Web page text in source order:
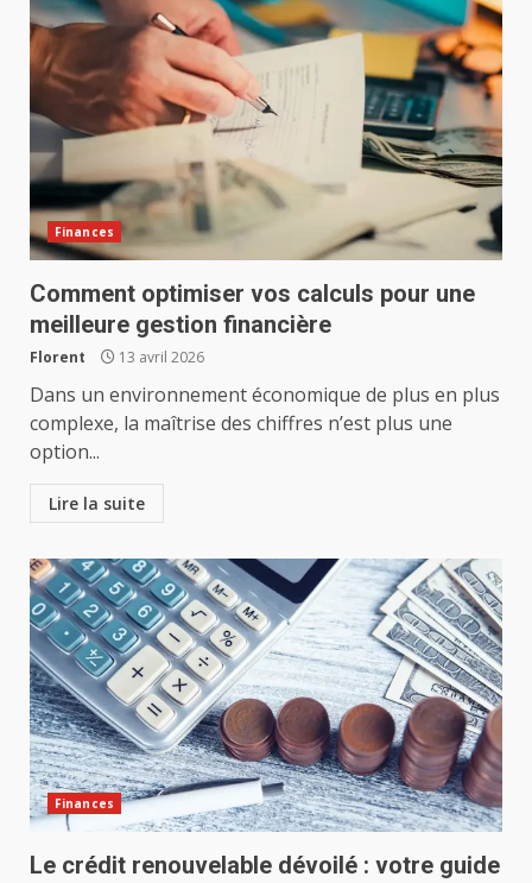
Finances
Comment optimiser vos calculs pour une
meilleure gestion financière
Florent 13 avril 2026
Dans un environnement économique de plus en plus
complexe, la maîtrise des chiffres n’est plus une
option...
Lire la suite
Finances
Le crédit renouvelable dévoilé : votre guide